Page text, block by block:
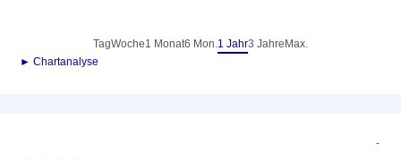
TagWoche1 Monat6 Mon.1 Jahr3 Jahre Max.
► Chartanalyse
-